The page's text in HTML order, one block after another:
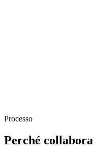
Processo
Perché